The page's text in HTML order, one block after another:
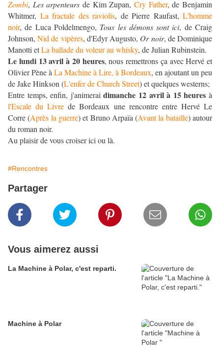
Zombi, Les arpenteurs de Kim Zupan,Cry Father, de Benjamin
Whitmer, La fractale des raviolis, de Pierre Raufast, L'homme
noir, de Luca Poldelmengo, Tous les démons sont ici, de Craig
Johnson,Nid de vipères, d'Edyr Augusto, Or noir, de Dominique
Manotti etLa ballade du voleur au whisky, de Julian Rubinstein.
Le lundi 13 avril à 20 heures, nous remettrons ça avec Hervé et
Olivier Pène à La Machine à Lire, à Bordeaux, en ajoutant un peu
de Jake Hinkson (L'enfer de Church Street) et quelques westerns;
Entre temps, enfin, j'animeraidimanche 12 avril à 15 heures à
l'Escale du Livre de Bordeaux une rencontre entre Hervé Le
Corre (Après la guerre) et Bruno Arpaïa (Avant la bataille) autour
du roman noir.
Au plaisir de vous croiser ici ou là.
#Rencontres
Partager
Vous aimerez aussi
La Machine à Polar, c'est reparti.
Machine à Polar